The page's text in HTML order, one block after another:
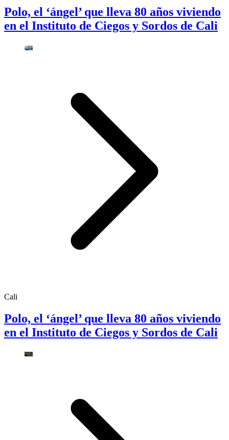
Polo, el ‘ángel’ que lleva 80 años viviendo
en el Instituto de Ciegos y Sordos de Cali
Cali
Polo, el ‘ángel’ que lleva 80 años viviendo
en el Instituto de Ciegos y Sordos de Cali